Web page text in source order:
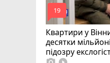
Квартири у
десятки
підозру
mode_comment
19